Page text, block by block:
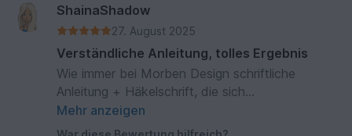
es recht einfach das Tuch in einer beliebigen
Größe zu arbeiten. Hat mir großen Spaß das
Tuch nach dieser Anleitung zu häkeln.
ShainaShadow
27. August 2025
Verständliche Anleitung, tolles Ergebnis
Wie immer bei Morben Design schriftliche
Anleitung + Häkelschrift, die sich
wiederholenden Muster/Rapporte auch farblich
gut hervorgehoben. Hat Spaß gemacht!
Mehr anzeigen